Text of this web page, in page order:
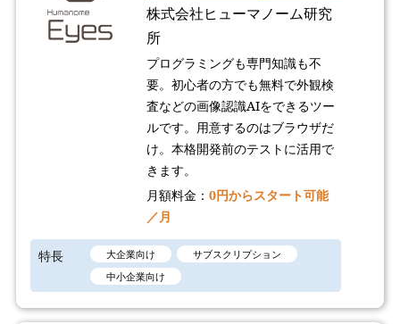
株式会社ヒューマノーム研究
所
プログラミングも専門知識も不
要。初心者の方でも無料で外観検
査などの画像認識AIをできるツー
ルです。用意するのはブラウザだ
け。本格開発前のテストに活用で
きます。
月額料金： 0円からスタート可能
／月
特長 大企業向け
サブスクリプション
中小企業向け